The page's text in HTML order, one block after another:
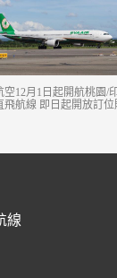
線
空12月1日起開航桃園/
飛航線 即日起開放訂位